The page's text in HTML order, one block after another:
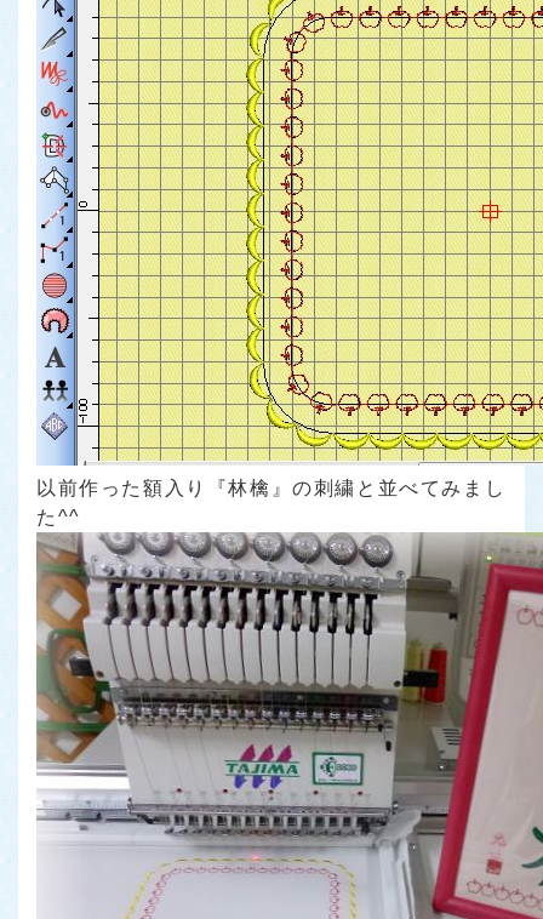
以前作った額入り『林檎』の刺繍と並べてみまし
た^^